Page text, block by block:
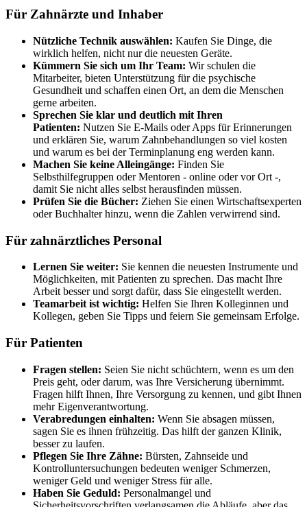
Für Zahnärzte und Inhaber
Nützliche Technik auswählen: Kaufen Sie Dinge, die
wirklich helfen, nicht nur die neuesten Geräte.
Kümmern Sie sich um Ihr Team: Wir schulen die
Mitarbeiter, bieten Unterstützung für die psychische
Gesundheit und schaffen einen Ort, an dem die Menschen
gerne arbeiten.
Sprechen Sie klar und deutlich mit Ihren
Patienten: Nutzen Sie E-Mails oder Apps für Erinnerungen
und erklären Sie, warum Zahnbehandlungen so viel kosten
und warum es bei der Terminplanung eng werden kann.
Machen Sie keine Alleingänge: Finden Sie
Selbsthilfegruppen oder Mentoren - online oder vor Ort -,
damit Sie nicht alles selbst herausfinden müssen.
Prüfen Sie die Bücher: Ziehen Sie einen Wirtschaftsexperten
oder Buchhalter hinzu, wenn die Zahlen verwirrend sind.
Für zahnärztliches Personal
Lernen Sie weiter: Sie kennen die neuesten Instrumente und
Möglichkeiten, mit Patienten zu sprechen. Das macht Ihre
Arbeit besser und sorgt dafür, dass Sie eingestellt werden.
Teamarbeit ist wichtig: Helfen Sie Ihren Kolleginnen und
Kollegen, geben Sie Tipps und feiern Sie gemeinsam Erfolge.
Für Patienten
Fragen stellen: Seien Sie nicht schüchtern, wenn es um den
Preis geht, oder darum, was Ihre Versicherung übernimmt.
Fragen hilft Ihnen, Ihre Versorgung zu kennen, und gibt Ihnen
mehr Eigenverantwortung.
Verabredungen einhalten: Wenn Sie absagen müssen,
sagen Sie es ihnen frühzeitig. Das hilft der ganzen Klinik,
besser zu laufen.
Pflegen Sie Ihre Zähne: Bürsten, Zahnseide und
Kontrolluntersuchungen bedeuten weniger Schmerzen,
weniger Geld und weniger Stress für alle.
Haben Sie Geduld: Personalmangel und